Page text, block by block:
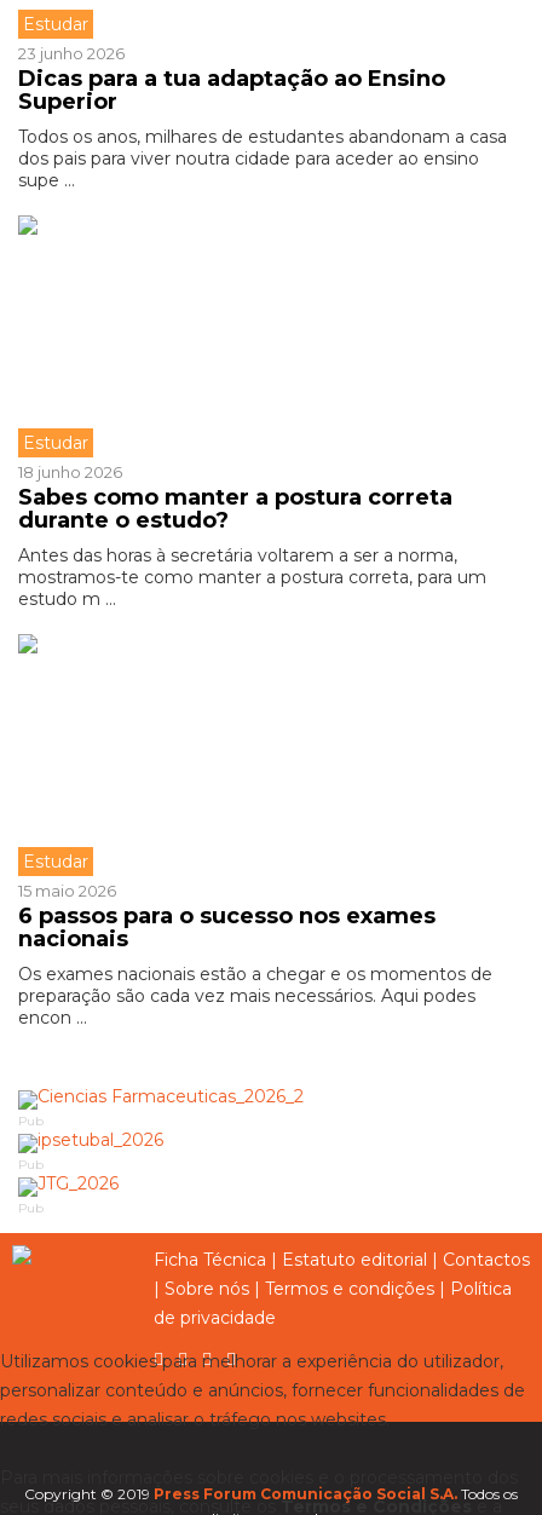
Estudar
23 junho 2026
Dicas para a tua adaptação ao Ensino
Superior
Todos os anos, milhares de estudantes abandonam a casa
dos pais para viver noutra cidade para aceder ao ensino
supe ...
Estudar
18 junho 2026
Sabes como manter a postura correta
durante o estudo?
Antes das horas à secretária voltarem a ser a norma,
mostramos-te como manter a postura correta, para um
estudo m ...
Estudar
15 maio 2026
6 passos para o sucesso nos exames
nacionais
Os exames nacionais estão a chegar e os momentos de
preparação são cada vez mais necessários. Aqui podes
encon ...
Pub
Pub
Pub
Ficha Técnica | Estatuto editorial | Contactos
| Sobre nós | Termos e condições | Política
de privacidade
Copyright © 2019 Press Forum Comunicação Social S.A. Todos os
Utilizamos cookies para melhorar a experiência do utilizador,
personalizar conteúdo e anúncios, fornecer funcionalidades de
redes sociais e analisar o tráfego nos websites.
seus dados pessoais, consulte osTermos e Condiçõese a